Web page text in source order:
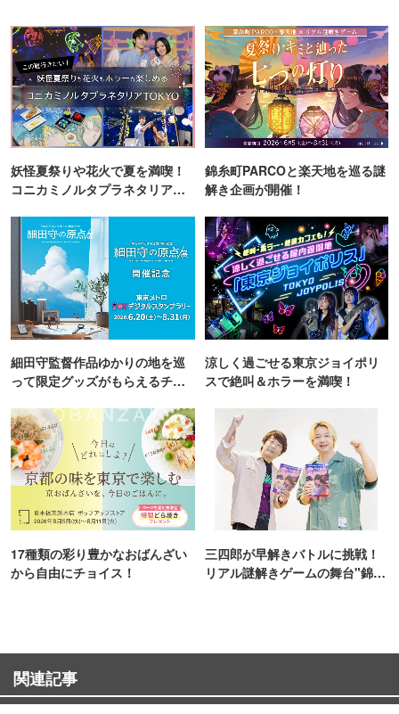
妖怪夏祭りや花火で夏を満喫！
コニカミノルタプラネタリア
錦糸町PARCOと楽天地を巡る謎
解き企画が開催！
細田守監督作品ゆかりの地を巡
って限定グッズがもらえるチャ
涼しく過ごせる東京ジョイポリ
スで絶叫＆ホラーを満喫！
17種類の彩り豊かなおばんざい
から自由にチョイス！
三四郎が早解きバトルに挑戦！
リアル謎解きゲームの舞台"錦糸
関連記事